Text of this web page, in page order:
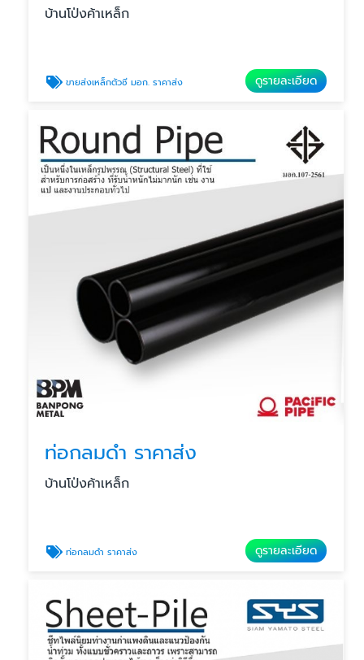
บ้านโป่งค้าเหล็ก
ขายส่งเหล็กตัวซี มอก. ราคาส่ง ดูรายละเอียด
ท่อกลมดำ ราคาส่ง
บ้านโป่งค้าเหล็ก
ท่อกลมดำ ราคาส่ง ดูรายละเอียด